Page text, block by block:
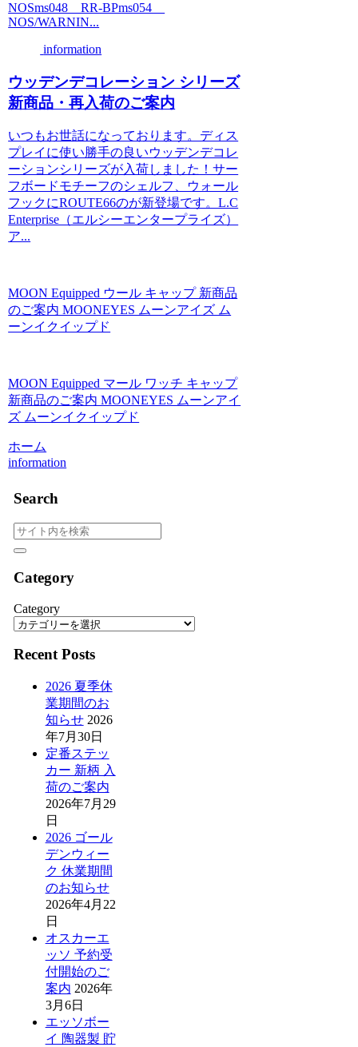
NOSms048 RR-BPms054
NOS/WARNIN...
information
ウッデンデコレーション シリーズ
新商品・再入荷のご案内
いつもお世話になっております。ディス
プレイに使い勝手の良いウッデンデコレ
ーションシリーズが入荷しました！サー
フボードモチーフのシェルフ、ウォール
フックにROUTE66のが新登場です。L.C
Enterprise（エルシーエンタープライズ）
ア...
MOON Equipped ウール キャップ 新商品
のご案内 MOONEYES ムーンアイズ ム
ーンイクイップド
MOON Equipped マール ワッチ キャップ
新商品のご案内 MOONEYES ムーンアイ
ズ ムーンイクイップド
ホーム
information
Search
Category
Category
Recent Posts
2026 夏季休
業期間のお
知らせ 2026
年7月30日
定番ステッ
カー 新柄 入
荷のご案内
2026年7月29
日
2026 ゴール
デンウィー
ク 休業期間
のお知らせ
2026年4月22
日
オスカーエ
ッソ 予約受
付開始のご
案内 2026年
3月6日
エッソボー
イ 陶器製 貯